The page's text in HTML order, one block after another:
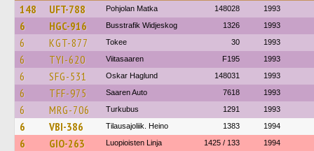
148 UFT-788 Pohjolan Matka 148028 1993
6 HGC-916 Busstrafik Widjeskog 1326 1993
6 KGT-877 Tokee 30 1993
6 TYI-620 Viitasaaren F195 1993
6 SFG-531 Oskar Haglund 148031 1993
6 TFF-975 Saaren Auto 7618 1993
6 MRG-706 Turkubus 1291 1993
6 VBI-386 Tilausajoliik. Heino 1383 1994
6 GIO-263 Luopioisten Linja 1425 / 133 1994